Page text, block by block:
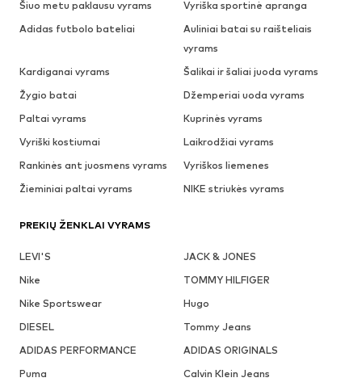
Šiuo metu paklausu vyrams
Vyriška sportinė apranga
Adidas futbolo bateliai
Auliniai batai su raišteliais
vyrams
Kardiganai vyrams
Šalikai ir šaliai juoda vyrams
Žygio batai
Džemperiai uoda vyrams
Paltai vyrams
Kuprinės vyrams
Vyriški kostiumai
Laikrodžiai vyrams
Rankinės ant juosmens vyrams
Vyriškos liemenes
Žieminiai paltai vyrams
NIKE striukės vyrams
PREKIŲ ŽENKLAI VYRAMS
LEVI'S
JACK & JONES
Nike
TOMMY HILFIGER
Nike Sportswear
Hugo
DIESEL
Tommy Jeans
ADIDAS PERFORMANCE
ADIDAS ORIGINALS
Puma
Calvin Klein Jeans